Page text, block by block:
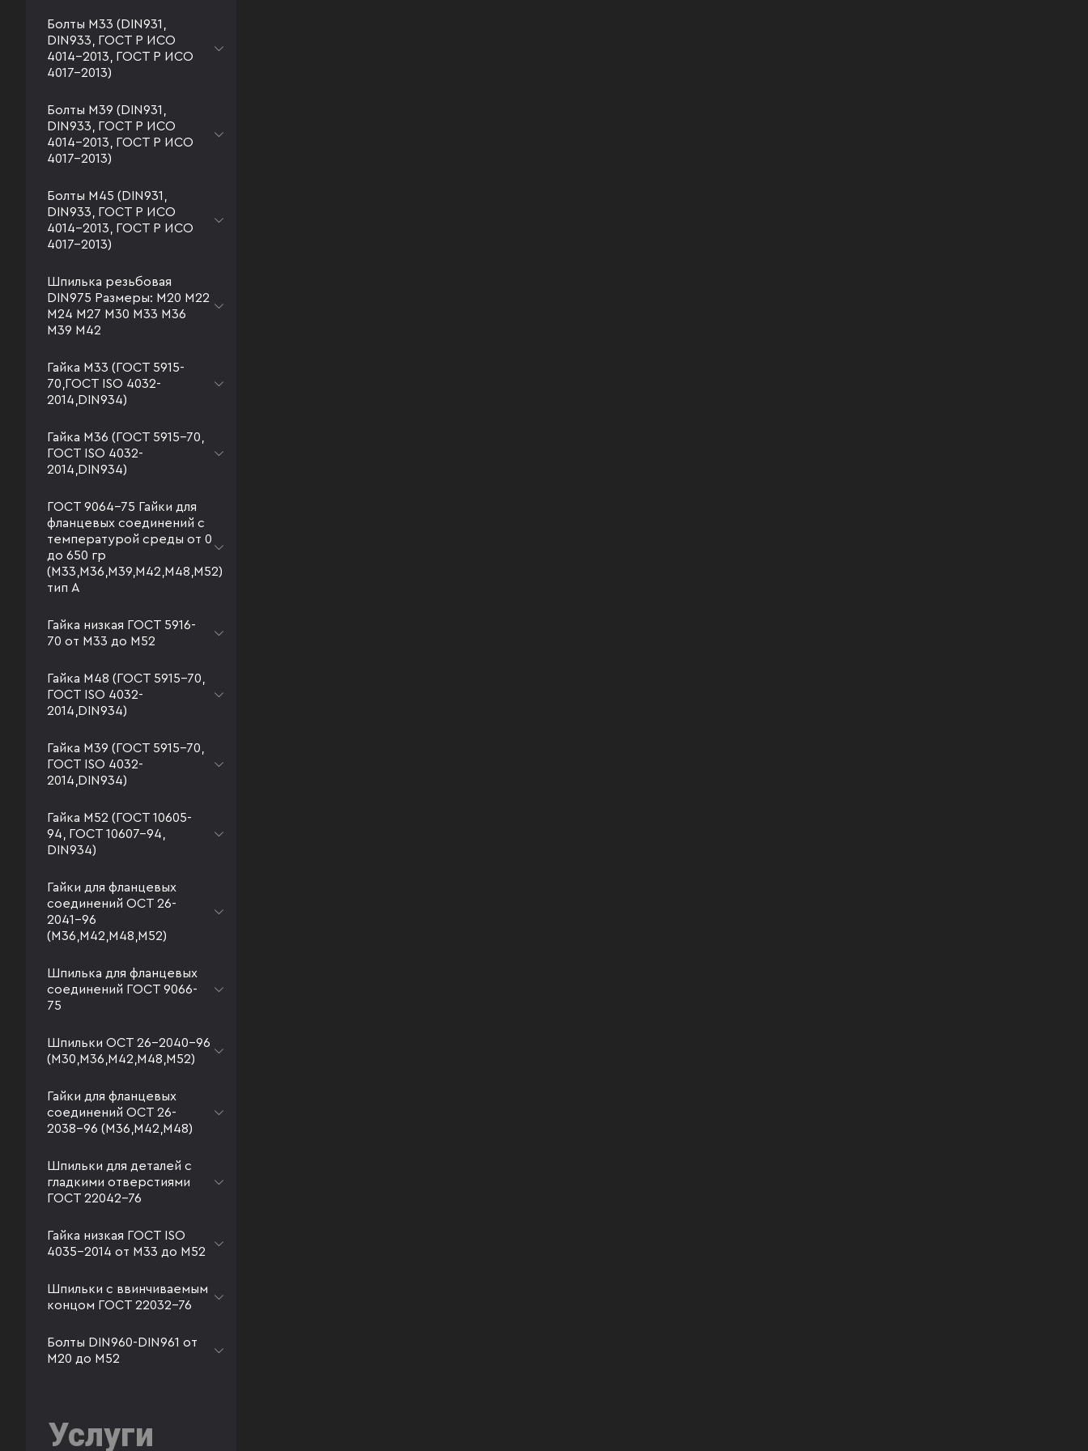
Болты М33 (DIN931,
DIN933, ГОСТ Р ИСО
4014-2013, ГОСТ Р ИСО
4017-2013)
Болты М39 (DIN931,
DIN933, ГОСТ Р ИСО
4014-2013, ГОСТ Р ИСО
4017-2013)
Болты М45 (DIN931,
DIN933, ГОСТ Р ИСО
4014-2013, ГОСТ Р ИСО
4017-2013)
Шпилька резьбовая
DIN975 Размеры: М20 М22
М24 М27 М30 М33 М36
М39 М42
Гайка М33 (ГОСТ 5915-
70,ГОСТ ISO 4032-
2014,DIN934)
Гайка М36 (ГОСТ 5915-70,
ГОСТ ISO 4032-
2014,DIN934)
ГОСТ 9064-75 Гайки для
фланцевых соединений с
температурой среды от 0
до 650 гр
(М33,М36,М39,М42,М48,М52)
тип А
Гайка низкая ГОСТ 5916-
70 от М33 до М52
Гайка М48 (ГОСТ 5915-70,
ГОСТ ISO 4032-
2014,DIN934)
Гайка М39 (ГОСТ 5915-70,
ГОСТ ISO 4032-
2014,DIN934)
Гайка М52 (ГОСТ 10605-
94, ГОСТ 10607-94,
DIN934)
Гайки для фланцевых
соединений ОСТ 26-
2041-96
(М36,М42,М48,М52)
Шпилька для фланцевых
соединений ГОСТ 9066-
75
Шпильки ОСТ 26-2040-96
(М30,М36,М42,М48,М52)
Гайки для фланцевых
соединений ОСТ 26-
2038-96 (М36,М42,М48)
Шпильки для деталей с
гладкими отверстиями
ГОСТ 22042-76
Гайка низкая ГОСТ ISO
4035-2014 от М33 до М52
Шпильки с ввинчиваемым
концом ГОСТ 22032-76
Болты DIN960-DIN961 от
М20 до М52
Услуги